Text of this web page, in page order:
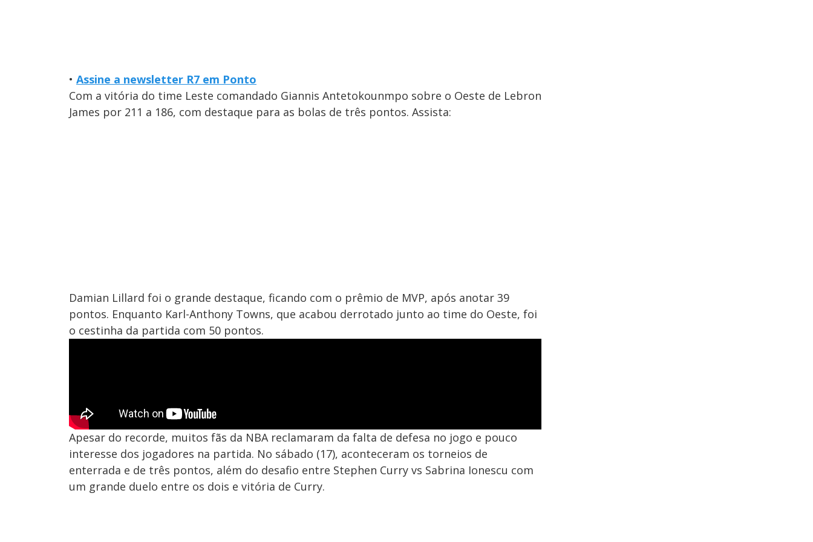
• Assine a newsletter R7 em Ponto
Com a vitória do time Leste comandado Giannis Antetokounmpo sobre o Oeste de Lebron
James por 211 a 186, com destaque para as bolas de três pontos. Assista:
Damian Lillard foi o grande destaque, ficando com o prêmio de MVP, após anotar 39
pontos. Enquanto Karl-Anthony Towns, que acabou derrotado junto ao time do Oeste, foi
o cestinha da partida com 50 pontos.
Apesar do recorde, muitos fãs da NBA reclamaram da falta de defesa no jogo e pouco
interesse dos jogadores na partida. No sábado (17), aconteceram os torneios de
enterrada e de três pontos, além do desafio entre Stephen Curry vs Sabrina Ionescu com
um grande duelo entre os dois e vitória de Curry.